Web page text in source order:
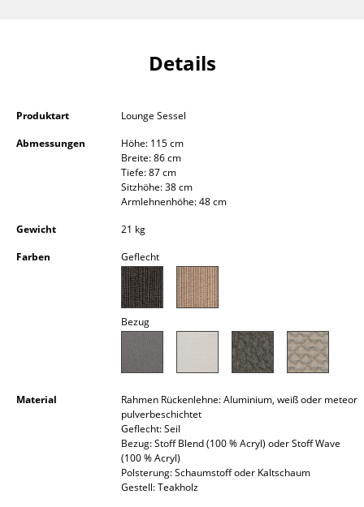
Beistell- & Rollcontainer
Garderoben
Kleinaufbewahrung
Licht
Hängeleuchten & Deckenleuchten
Schreibtischleuchten
Bodenleuchten
Wandleuchten
Outdoor-Leuchten
Details
Produktart
Lounge Sessel
Abmessungen
Höhe: 115 cm
Breite: 86 cm
Tiefe: 87 cm
Sitzhöhe: 38 cm
Armlehnenhöhe: 48 cm
Gewicht
21 kg
Farben
Geflecht
Bezug
Material
Rahmen Rückenlehne: Aluminium, weiß oder meteor
pulverbeschichtet
Geflecht: Seil
Bezug: Stoff Blend (100 % Acryl) oder Stoff Wave
(100 % Acryl)
Polsterung: Schaumstoff oder Kaltschaum
Gestell: Teakholz